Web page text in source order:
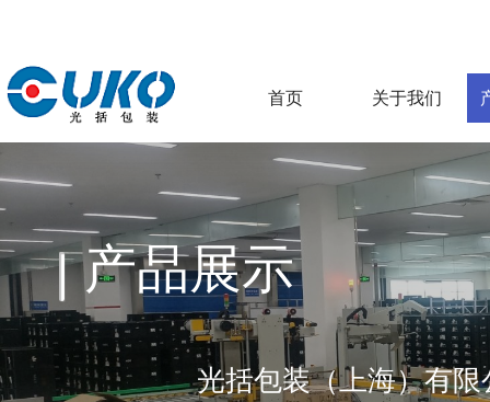
首页 关于我们
光括包装（上海）有
产品展示